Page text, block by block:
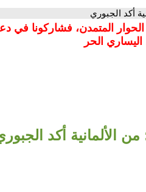
أكد الجبوري
الحوار المتمدن، فشاركونا في
اليساري الحر
الألمانية أكد